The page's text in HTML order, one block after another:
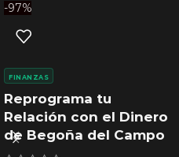
-97%
Reprograma tu
Relación con el Dinero
de Begoña del Campo
FINANZAS